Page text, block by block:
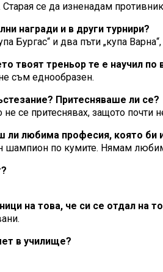
се да изненадам
награди и в други турнири?
Бургас“ и два пъти „купа
твоят треньор те е научил
съм еднообразен.
Притесняваше ли се?
се притеснявах, защото почти
ли любима професия, която би
шампион по кумите. Нямам
на това, че си се отдал на
в училище?